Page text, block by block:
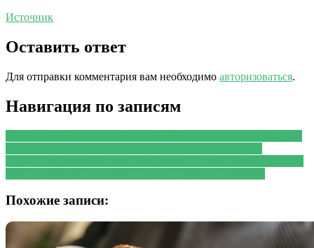
Источник
Оставить ответ
Для отправки комментария вам необходимо авторизоваться.
Навигация по записям
Похожие записи: